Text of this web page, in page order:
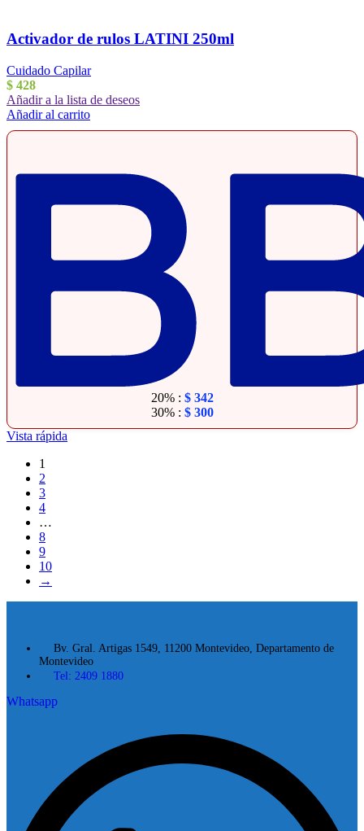
Activador de rulos LATINI 250ml
Cuidado Capilar
$ 428
Añadir a la lista de deseos
Añadir al carrito
20% : $342
30% : $300
Vista rápida
1
2
3
4
…
8
9
10
→
Bv. Gral. Artigas 1549, 11200 Montevideo, Departamento de
Montevideo
Tel: 2409 1880
Whatsapp